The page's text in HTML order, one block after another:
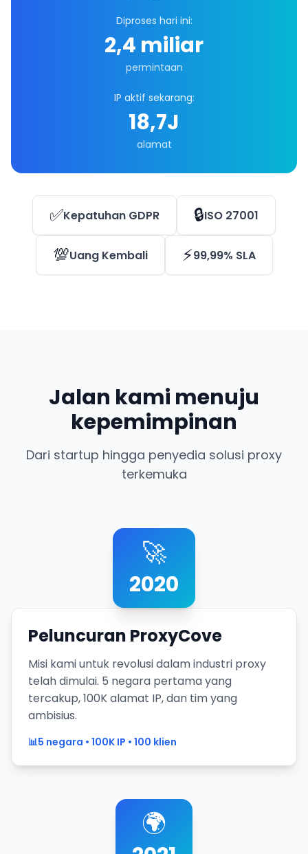
Diproses hari ini:
2,4 miliar
permintaan
IP aktif sekarang:
18,7J
alamat
✅Kepatuhan GDPR 🔒ISO 27001
💯Uang Kembali ⚡99,99% SLA
Jalan kami menuju
kepemimpinan
Dari startup hingga penyedia solusi proxy
terkemuka
🚀
2020
Peluncuran ProxyCove
Misi kami untuk revolusi dalam industri proxy
telah dimulai. 5 negara pertama yang
tercakup, 100K alamat IP, dan tim yang
ambisius.
📊5 negara • 100K IP • 100 klien
🌍